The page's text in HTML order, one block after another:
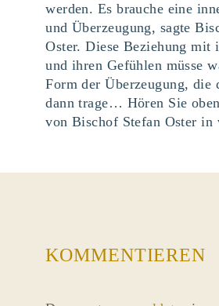
werden. Es brauche eine
und Überzeugung, sagte
Oster. Diese Beziehung mit
und ihren Gefühlen müsse
Form der Überzeugung, die
dann trage… Hören Sie
von Bischof Stefan Oster in
KOMMENTIEREN